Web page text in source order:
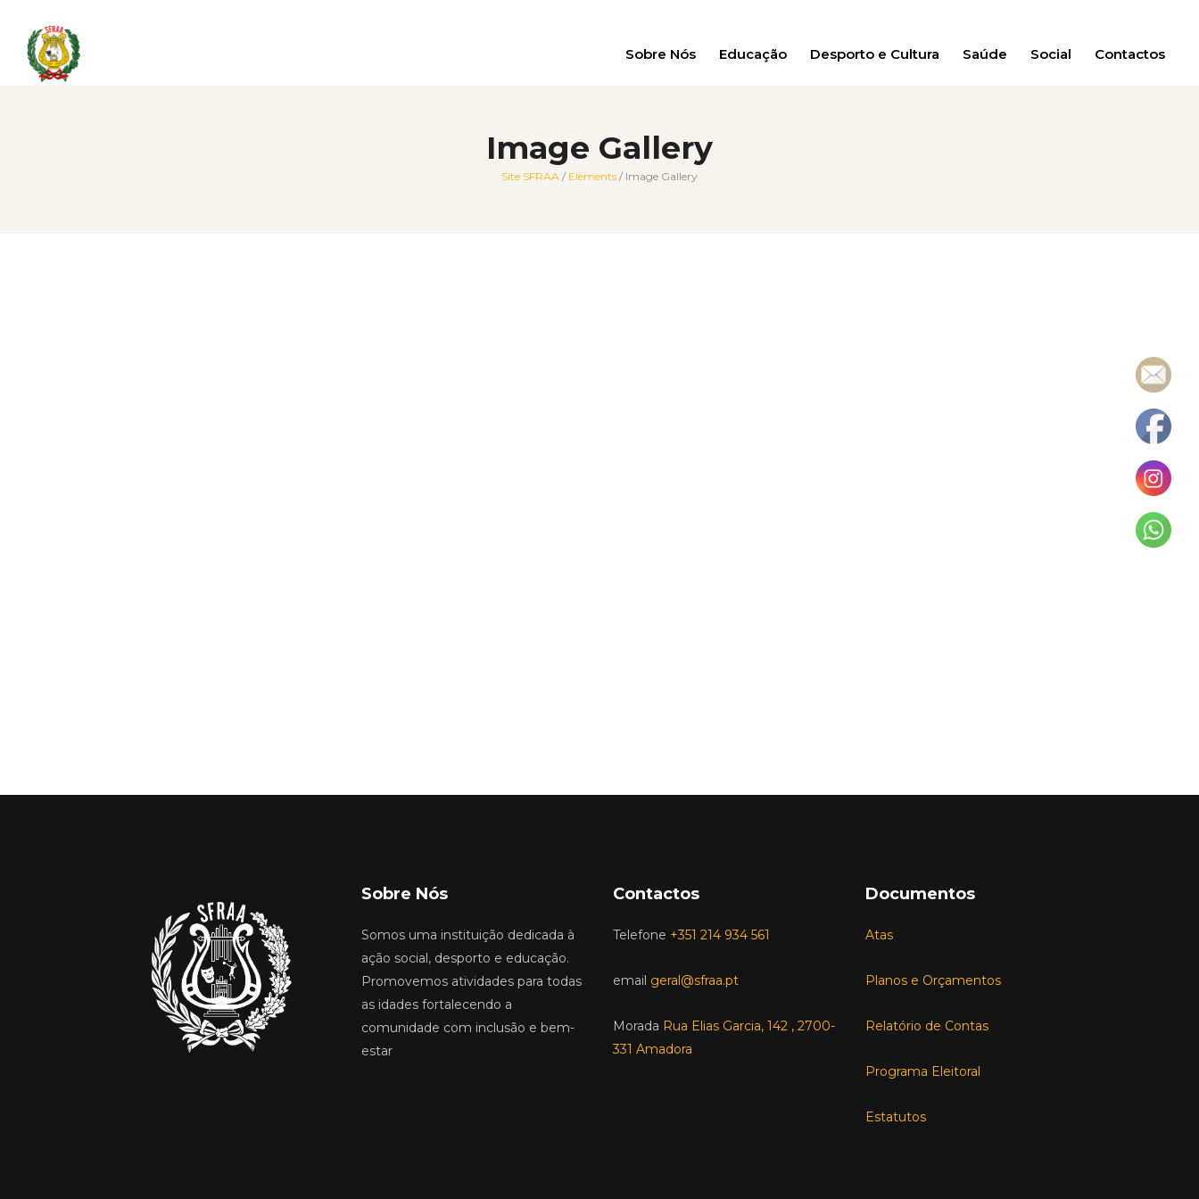
Sobre Nós Educação Desporto e Cultura Saúde Social Contactos
Image Gallery
Site SFRAA / Elements / Image Gallery
Sobre Nós
Somos uma instituição dedicada à
ação social, desporto e educação.
Promovemos atividades para todas
as idades fortalecendo a
comunidade com inclusão e bem-
estar
Contactos
Telefone +351 214 934 561
email geral@sfraa.pt
Morada Rua Elias Garcia, 142 , 2700-
331 Amadora
Documentos
Atas
Planos e Orçamentos
Relatório de Contas
Programa Eleitoral
Estatutos